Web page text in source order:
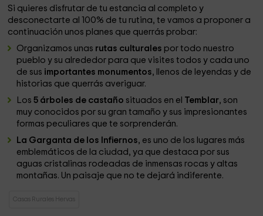
Si quieres disfrutar de tu estancia al completo y
desconectarte al 100% de tu rutina, te vamos a proponer a
continuación unos planes que querrás probar:
Organizamos unas rutas culturales por todo nuestro
pueblo y su alrededor para que visites todos y cada uno
de sus importantes monumentos, llenos de leyendas y de
historias que querrás averiguar.
Los5 árboles de castaño situados en el Temblar, son
muy conocidos por su gran tamaño y sus impresionantes
formas peculiares que te sorprenderán.
La Garganta de los Infiernos, es uno de los lugares más
emblemáticos de la ciudad, ya que destaca por sus
aguas cristalinas rodeadas de inmensas rocas y altas
montañas. Un paisaje que no te dejará indiferente.
Casas Rurales Hervas